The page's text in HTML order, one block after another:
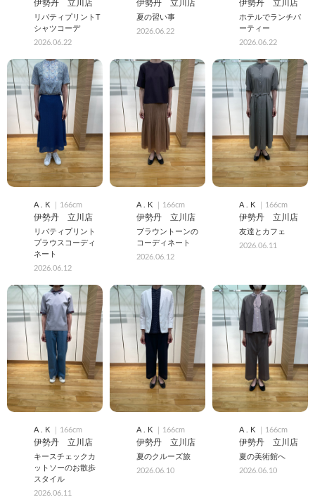
伊勢丹 立川店
リバティプリントT
シャツコーデ
2026.06.22
伊勢丹 立川店
夏の習い事
2026.06.22
伊勢丹 立川店
ホテルでランチパ
ーティー
2026.06.22
A . K ｜166cm
伊勢丹 立川店
リバティプリント
プラウスコーディ
ネート
2026.06.12
A . K ｜166cm
伊勢丹 立川店
ブラウントーンの
コーディネート
2026.06.12
A . K ｜166cm
伊勢丹 立川店
友達とカフェ
2026.06.11
A . K ｜166cm
伊勢丹 立川店
キースチェックカ
ットソーのお散歩
スタイル
2026.06.11
A . K ｜166cm
伊勢丹 立川店
夏のクルーズ旅
2026.06.10
A . K ｜166cm
伊勢丹 立川店
夏の美術館へ
2026.06.10